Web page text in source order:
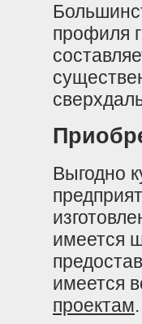
профиля
Выгодно
имеется
имеется
проектам.